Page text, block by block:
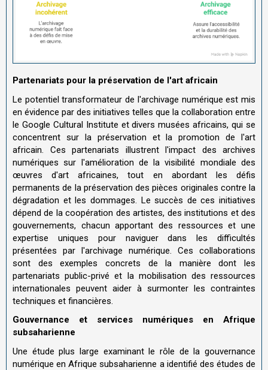
Partenariats pour la préservation de l'art africain
Le potentiel transformateur de l'archivage numérique est mis
en évidence par des initiatives telles que la collaboration entre
le Google Cultural Institute et divers musées africains, qui se
concentrent sur la préservation et la promotion de l'art
africain. Ces partenariats illustrent l'impact des archives
numériques sur l'amélioration de la visibilité mondiale des
œuvres d'art africaines, tout en abordant les défis
permanents de la préservation des pièces originales contre la
dégradation et les dommages. Le succès de ces initiatives
dépend de la coopération des artistes, des institutions et des
gouvernements, chacun apportant des ressources et une
expertise uniques pour naviguer dans les difficultés
présentées par l'archivage numérique. Ces collaborations
sont des exemples concrets de la manière dont les
partenariats public-privé et la mobilisation des ressources
internationales peuvent aider à surmonter les contraintes
techniques et financières.
Gouvernance et services numériques en Afrique
subsaharienne
Une étude plus large examinant le rôle de la gouvernance
numérique en Afrique subsaharienne a identifié des études de